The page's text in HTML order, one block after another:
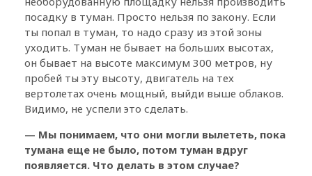
посадку в туман. Просто нельзя по закону. Если
ты попал в туман, то надо сразу из этой зоны
уходить. Туман не бывает на больших высотах,
он бывает на высоте максимум 300 метров, ну
пробей ты эту высоту, двигатель на тех
вертолетах очень мощный, выйди выше облаков.
Видимо, не успели это сделать.
— Мы понимаем, что они могли вылететь, пока
тумана еще не было, потом туман вдруг
появляется. Что делать в этом случае?